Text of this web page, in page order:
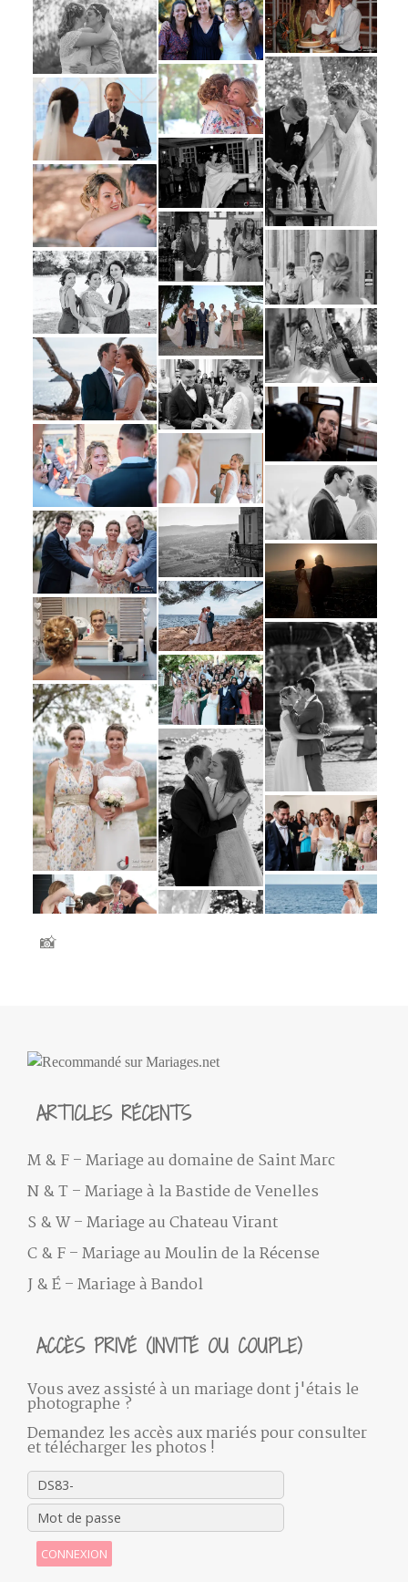
📸
ARTICLES RÉCENTS
M & F – Mariage au domaine de Saint Marc
N & T – Mariage à la Bastide de Venelles
S & W – Mariage au Chateau Virant
C & F – Mariage au Moulin de la Récense
J & É – Mariage à Bandol
ACCÈS PRIVÉ (INVITÉ OU COUPLE)
Vous avez assisté à un mariage dont j'étais le
photographe ?
Demandez les accès aux mariés pour consulter
et télécharger les photos !
CONNEXION